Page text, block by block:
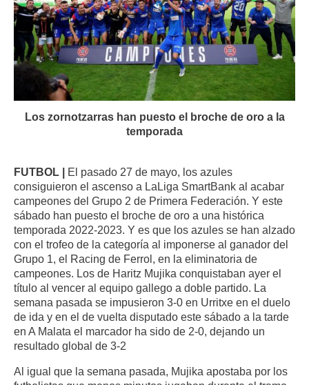
Los zornotzarras han puesto el broche de oro a la
temporada
FUTBOL | El pasado 27 de mayo, los azules
consiguieron el ascenso a LaLiga SmartBank al acabar
campeones del Grupo 2 de Primera Federación. Y este
sábado han puesto el broche de oro a una histórica
temporada 2022-2023. Y es que los azules se han alzado
con el trofeo de la categoría al imponerse al ganador del
Grupo 1, el Racing de Ferrol, en la eliminatoria de
campeones. Los de Haritz Mujika conquistaban ayer el
título al vencer al equipo gallego a doble partido. La
semana pasada se impusieron 3-0 en Urritxe en el duelo
de ida y en el de vuelta disputado este sábado a la tarde
en A Malata el marcador ha sido de 2-0, dejando un
resultado global de 3-2
Al igual que la semana pasada, Mujika apostaba por los